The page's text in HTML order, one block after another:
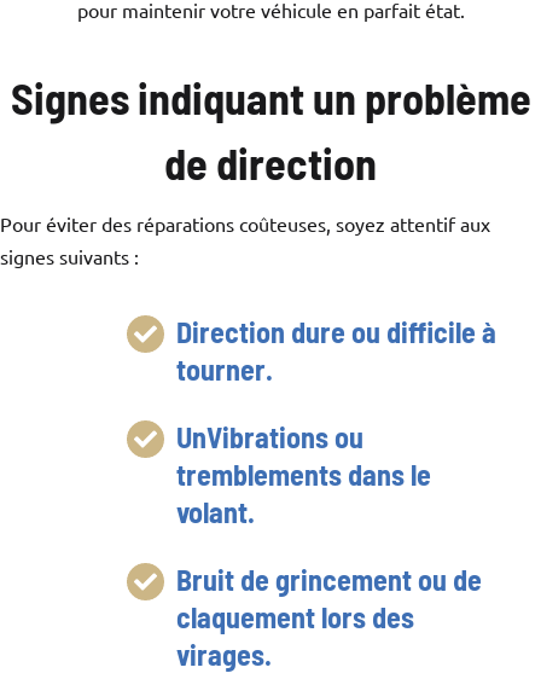
pour maintenir votre véhicule en parfait état.
Signes indiquant un problème
de direction
Pour éviter des réparations coûteuses, soyez attentif aux
signes suivants :
Direction dure ou difficile à
tourner.
UnVibrations ou
tremblements dans le
volant.
Bruit de grincement ou de
claquement lors des
virages.